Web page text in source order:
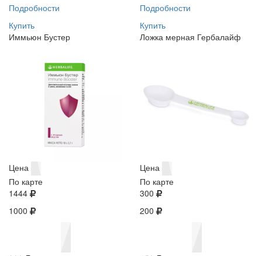
Подробности
Купить
Подробности
Купить
Иммьюн Бустер
Цена
По карте
1444
1000
Ложка мерная Гербалайф
Цена
По карте
300
200